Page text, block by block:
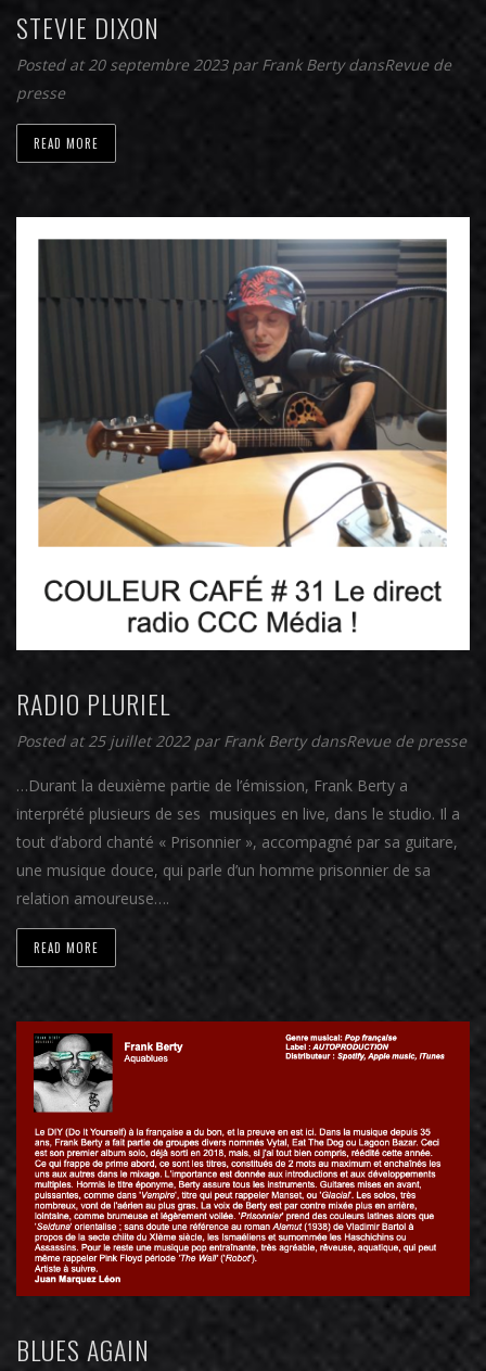
STEVIE DIXON
Posted at 20 septembre 2023 par Frank BertydansRevue de
presse
READ MORE
RADIO PLURIEL
Posted at 25 juillet 2022 par Frank BertydansRevue de presse
…Durant la deuxième partie de l’émission, Frank Berty a
interprété plusieurs de ses musiques en live, dans le studio. Il a
tout d’abord chanté « Prisonnier », accompagné par sa guitare,
une musique douce, qui parle d’un homme prisonnier de sa
relation amoureuse….
READ MORE
BLUES AGAIN